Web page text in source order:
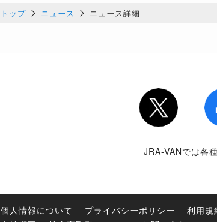
トップ ニュース ニュース詳細
Twitter
JRA-VANでは各
個人情報について プライバシーポリシー 利用規